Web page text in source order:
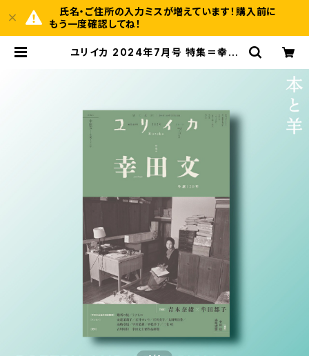
氏名・ご住所の入力ミスが増えています！購入前に
もう一度確認してね！
ユリイカ 2024年7月号 特集＝幸田